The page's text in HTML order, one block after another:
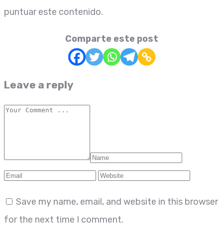
puntuar este contenido.
Comparte este post
Leave a reply
Save my name, email, and website in this browser
for the next time I comment.